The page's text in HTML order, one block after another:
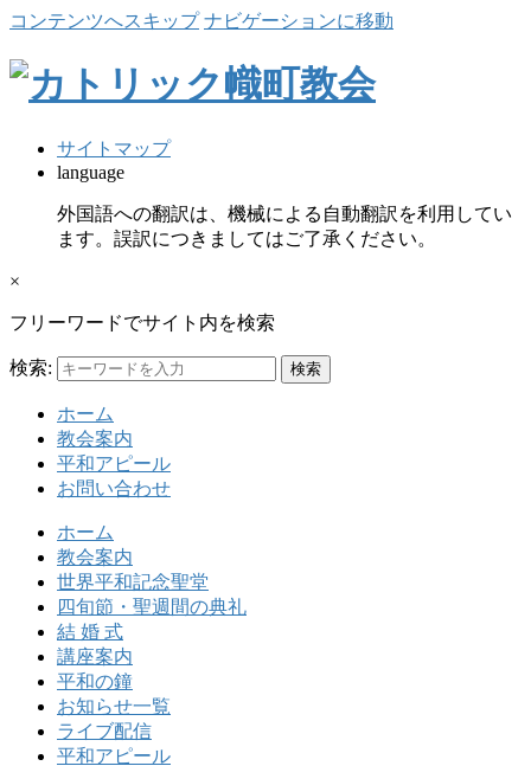
コンテンツへスキップ ナビゲーションに移動
サイトマップ
language
外国語への翻訳は、機械による自動翻訳を利用してい
ます。誤訳につきましてはご了承ください。
×
フリーワードでサイト内を検索
検索:
ホーム
教会案内
平和アピール
お問い合わせ
ホーム
教会案内
世界平和記念聖堂
四旬節・聖週間の典礼
結 婚 式
講座案内
平和の鐘
お知らせ一覧
ライブ配信
平和アピール